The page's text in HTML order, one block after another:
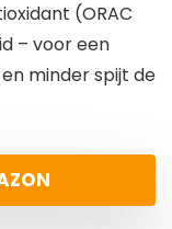
(ORAC
– voor een
minder spijt de